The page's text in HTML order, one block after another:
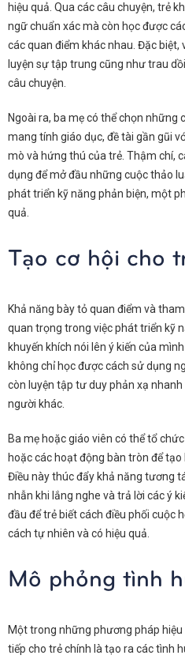
hiệu quả. Qua các câu chuyện, trẻ
ngữ chuẩn xác mà còn học được
các quan điểm khác nhau. Đặc biệt,
luyện sự tập trung cũng như trau
câu chuyện.
Ngoài ra, ba mẹ có thể chọn
mang tính giáo dục, đề tài gần gũi
mò và hứng thú của trẻ. Thậm chí,
dụng để mở đầu những cuộc thảo
phát triển kỹ năng phản biện, một
quả.
Tạo cơ hội cho
Khả năng bày tỏ quan điểm và
quan trọng trong việc phát triển kỹ
khuyến khích nói lên ý kiến của
không chỉ học được cách sử dụng
còn luyện tập tư duy phản xạ
người khác.
Ba mẹ hoặc giáo viên có thể tổ
hoặc các hoạt động bàn tròn để
Điều này thúc đẩy khả năng tương
nhẫn khi lắng nghe và trả lời các ý
đầu để trẻ biết cách điều phối cuộc
cách tự nhiên và có hiệu quả.
Mô phỏng tình
Một trong những phương pháp
tiếp cho trẻ chính là tạo ra các tình